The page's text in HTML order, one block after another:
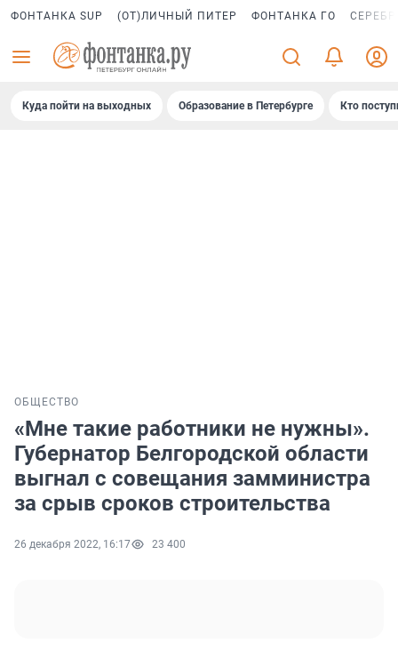
ФОНТАНКА SUP (ОТ)ЛИЧНЫЙ ПИТЕР ФОНТАНКА ГО
Куда пойти на выходных Образование в Петербурге Кто
ОБЩЕСТВО
«Мне такие работники не нужны».
Губернатор Белгородской области
выгнал с совещания замминистра
за срыв сроков строительства
26 декабря 2022, 16:17 23 400